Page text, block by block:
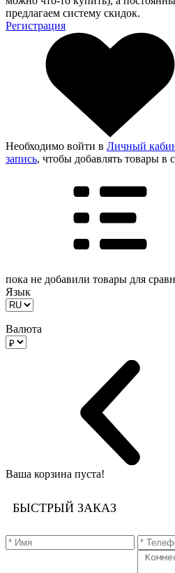
предлагаем систему скидок.
Регистрация
Необходимо войти в Личный
запись, чтобы добавлять товары в
пока не добавили товары для
Язык
Валюта
Ваша корзина пуста!
БЫСТРЫЙ ЗАКАЗ